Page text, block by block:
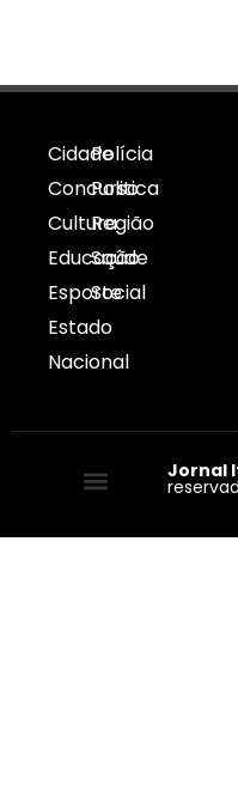
Cidade
Concurso
Cultura
Educação
Esporte
Estado
Nacional
Polícia
Politica
Região
Saúde
Social
Jornal